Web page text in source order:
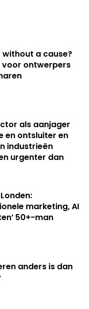
without a cause?
ontwerpers
als aanjager
en ontsluiter en
industrieën
urgenter dan
marketing, AI
50+-man
anders is dan